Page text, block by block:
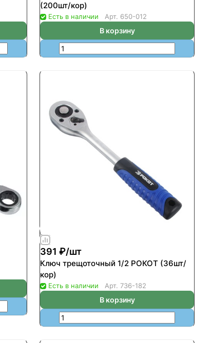
(200шт/кор)
Есть в наличии Арт. 650-012
В корзину
391 ₽/шт
Ключ трещоточный 1/2 РОКОТ (36шт/
кор)
Есть в наличии Арт. 736-182
В корзину